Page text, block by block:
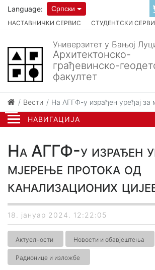
НАВИГАЦИЈА
НАСТАВНИЧКИ СЕРВИС СТУДЕНТСКИ
Language: Српски
Универзитет у Бањој
Архитектонско-
грађевинско-
факултет
Вести На АГГФ-у израђен уређај за
На АГГФ-у израђен
мјерење протока од
канализационих
18. јануар 2024. 12:22:05
Актуелности Новости и обавјештења
Радионице и изложбе